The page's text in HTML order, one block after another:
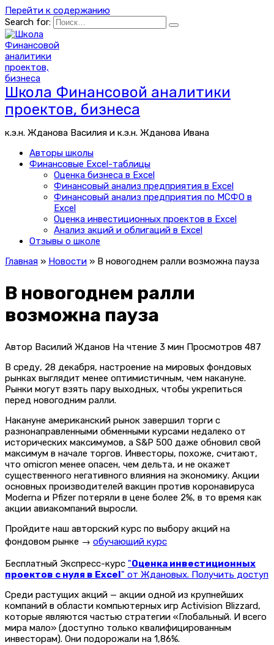
Перейти к содержанию
Search for:
Школа Финансовой аналитики
проектов, бизнеса
к.э.н. Жданова Василия и к.э.н. Жданова Ивана
Авторы школы
Финансовые Excel-таблицы
Оценка бизнеса в Excel
Финансовый анализ предприятия в Excel
Финансовый анализ предприятия по МСФО в
Excel
Оценка инвестиционных проектов в Excel
Анализ акций и облигаций в Excel
Отзывы о школе
Главная » Новости » В новогоднем ралли возможна пауза
В новогоднем ралли
возможна пауза
Автор Василий Жданов На чтение 3 мин Просмотров 487
В среду, 28 декабря, настроение на мировых фондовых
рынках выглядит менее оптимистичным, чем накануне.
Рынки могут взять пару выходных, чтобы укрепиться
перед новогодним ралли.
Накануне американский рынок завершил торги с
разнонаправленными обменными курсами недалеко от
исторических максимумов, а S&P 500 даже обновил свой
максимум в начале торгов. Инвесторы, похоже, считают,
что omicron менее опасен, чем дельта, и не окажет
существенного негативного влияния на экономику. Акции
основных производителей вакцин против коронавируса
Moderna и Pfizer потеряли в цене более 2%, в то время как
акции авиакомпаний выросли.
Пройдите наш авторский курс по выбору акций на
фондовом рынке → обучающий курс
Бесплатный Экспресс-курс "Оценка инвестиционных
проектов с нуля в Excel" от Ждановых. Получить доступ
Среди растущих акций — акции одной из крупнейших
компаний в области компьютерных игр Activision Blizzard,
которые являются частью стратегии «Глобальный. И всего
мира мало» (доступно только квалифицированным
инвесторам). Они подорожали на 1,86%.